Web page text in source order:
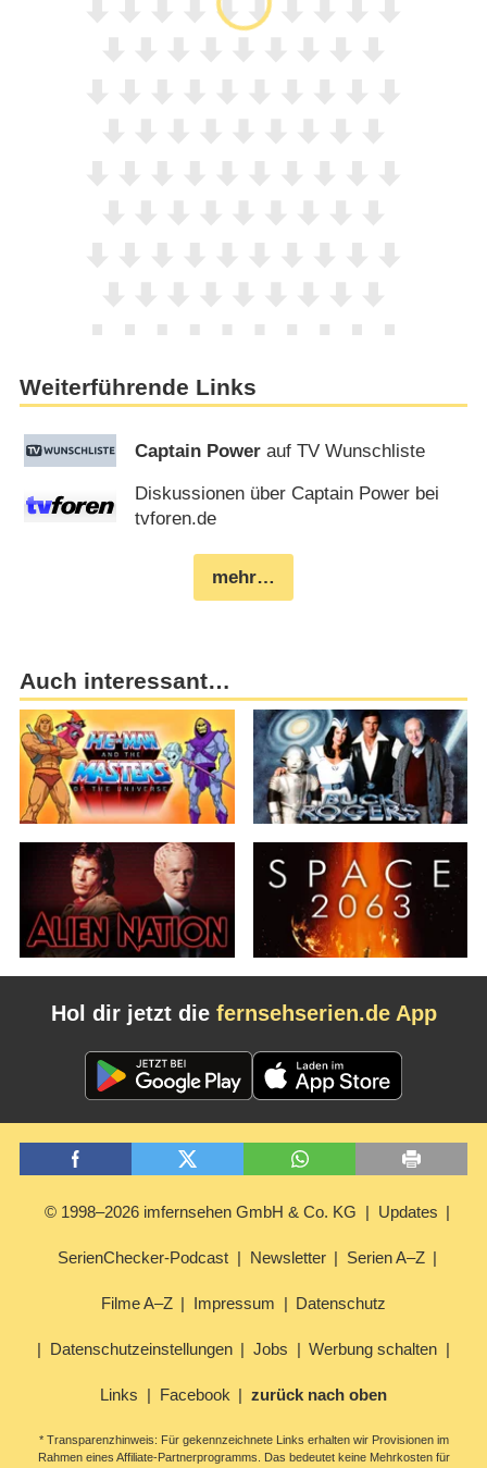
Weiterführende Links
Captain Power auf TV Wunschliste
Diskussionen über Captain Power bei
tvforen.de
mehr…
Auch interessant…
Hol dir jetzt die fernsehserien.de App
© 1998–2026 imfernsehen GmbH & Co. KG Updates
SerienChecker-Podcast Newsletter Serien A–Z
Filme A–Z Impressum Datenschutz
Datenschutzeinstellungen Jobs Werbung schalten
Links Facebook zurück nach oben
* Transparenzhinweis: Für gekennzeichnete Links erhalten wir Provisionen im
Rahmen eines Affiliate-Partnerprogramms. Das bedeutet keine Mehrkosten für